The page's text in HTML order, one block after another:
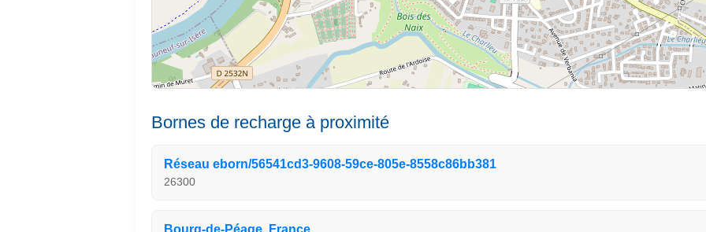
Bornes de recharge à proximité
Réseau eborn/56541cd3-9608-59ce-805e-8558c86bb381
26300
Bourg-de-Péage, France